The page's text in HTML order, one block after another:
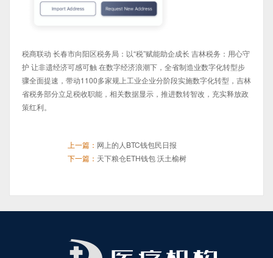
税商联动 长春市向阳区税务局：以“税”赋能助企成长 吉林税务：用心守
护 让非遗经济可感可触 在数字经济浪潮下，全省制造业数字化转型步
骤全面提速，带动1100多家规上工业企业分阶段实施数字化转型，吉林
省税务部分立足税收职能，相关数据显示，推进数转智改，充实释放政
策红利。
上一篇： 网上的人BTC钱包民日报
下一篇： 天下粮仓ETH钱包 沃土榆树